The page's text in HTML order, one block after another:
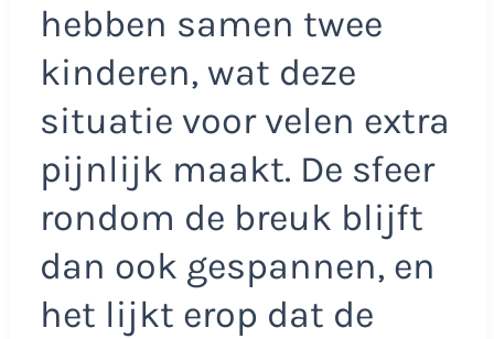
hebben samen twee
kinderen, wat deze
situatie voor velen extra
pijnlijk maakt. De sfeer
rondom de breuk blijft
dan ook gespannen, en
het lijkt erop dat de